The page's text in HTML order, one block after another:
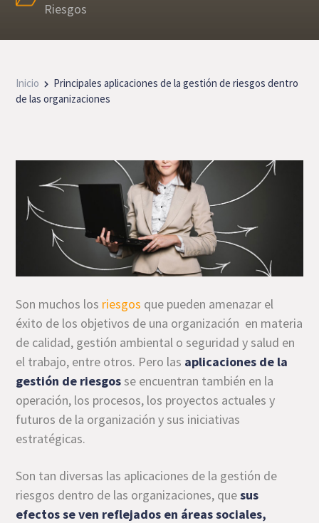
Riesgos
Inicio
Principales aplicaciones de la gestión de riesgos dentro
de las organizaciones
Son muchos los riesgos que pueden amenazar el
éxito de los objetivos de una organización en materia
de calidad, gestión ambiental o seguridad y salud en
el trabajo, entre otros. Pero las aplicaciones de la
gestión de riesgosse encuentran también en la
operación, los procesos, los proyectos actuales y
futuros de la organización y sus iniciativas
estratégicas.
Son tan diversas las aplicaciones de la gestión de
riesgos dentro de las organizaciones, quesus
efectos se ven reflejados en áreas sociales,